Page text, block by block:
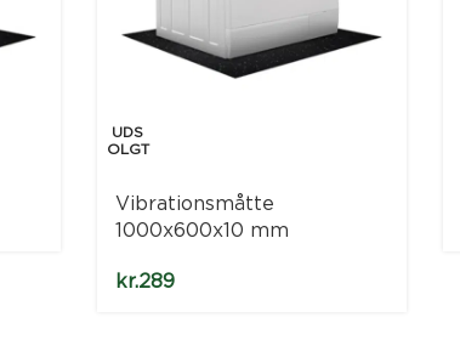
UDS
OLGT
Vibrationsmåtte
1000x600x10 mm
kr.289